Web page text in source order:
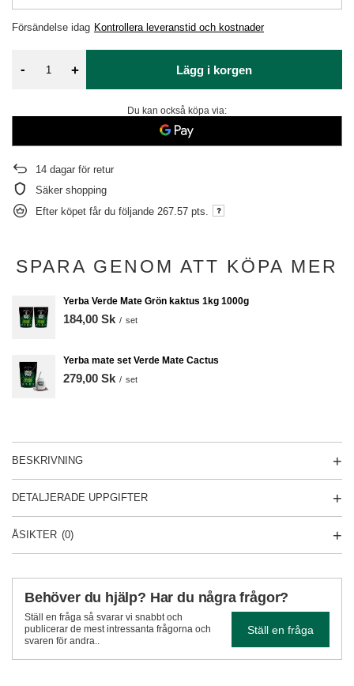
Försändelse idag Kontrollera leveranstid och kostnader
- + Lägg i korgen
Du kan också köpa via:
14 dagar för retur
Säker shopping
Efter köpet får du följande 267.57 pts.
SPARA GENOM ATT KÖPA MER
Yerba Verde Mate Grön kaktus 1kg 1000g
184,00 Sk / set
Yerba mate set Verde Mate Cactus
279,00 Sk / set
BESKRIVNING
DETALJERADE UPPGIFTER
ÅSIKTER (0)
Behöver du hjälp? Har du några frågor?
Ställ en fråga så svarar vi snabbt och
publicerar de mest intressanta frågorna och
svaren för andra..
Ställ en fråga